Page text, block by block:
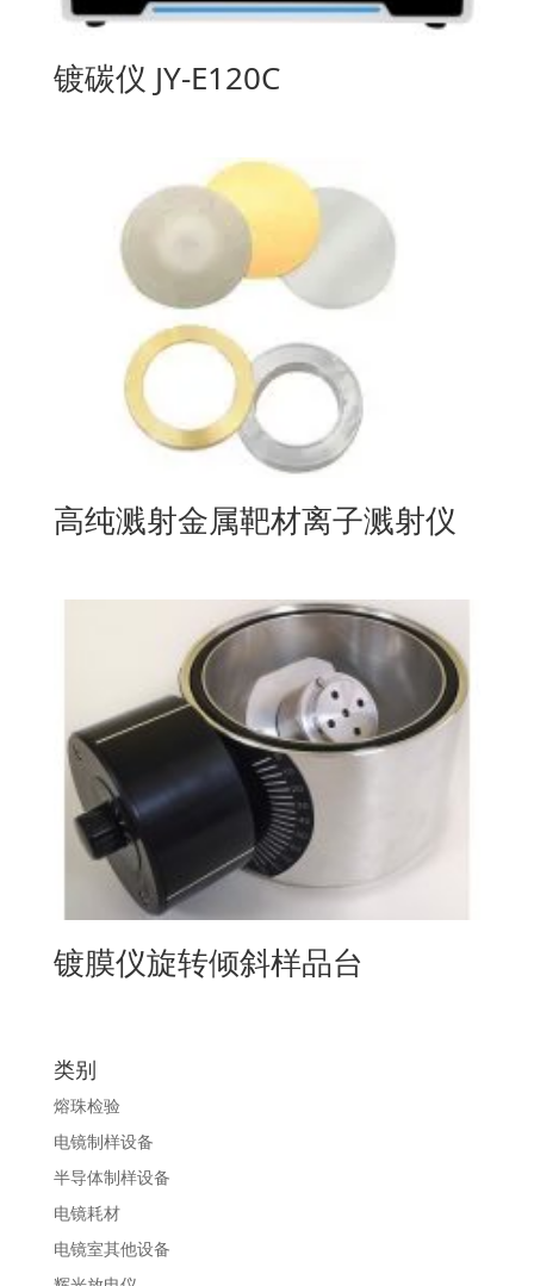
镀碳仪 JY-E120C
高纯溅射金属靶材离子溅射仪
镀膜仪旋转倾斜样品台
类别
熔珠检验
电镜制样设备
半导体制样设备
电镜耗材
电镜室其他设备